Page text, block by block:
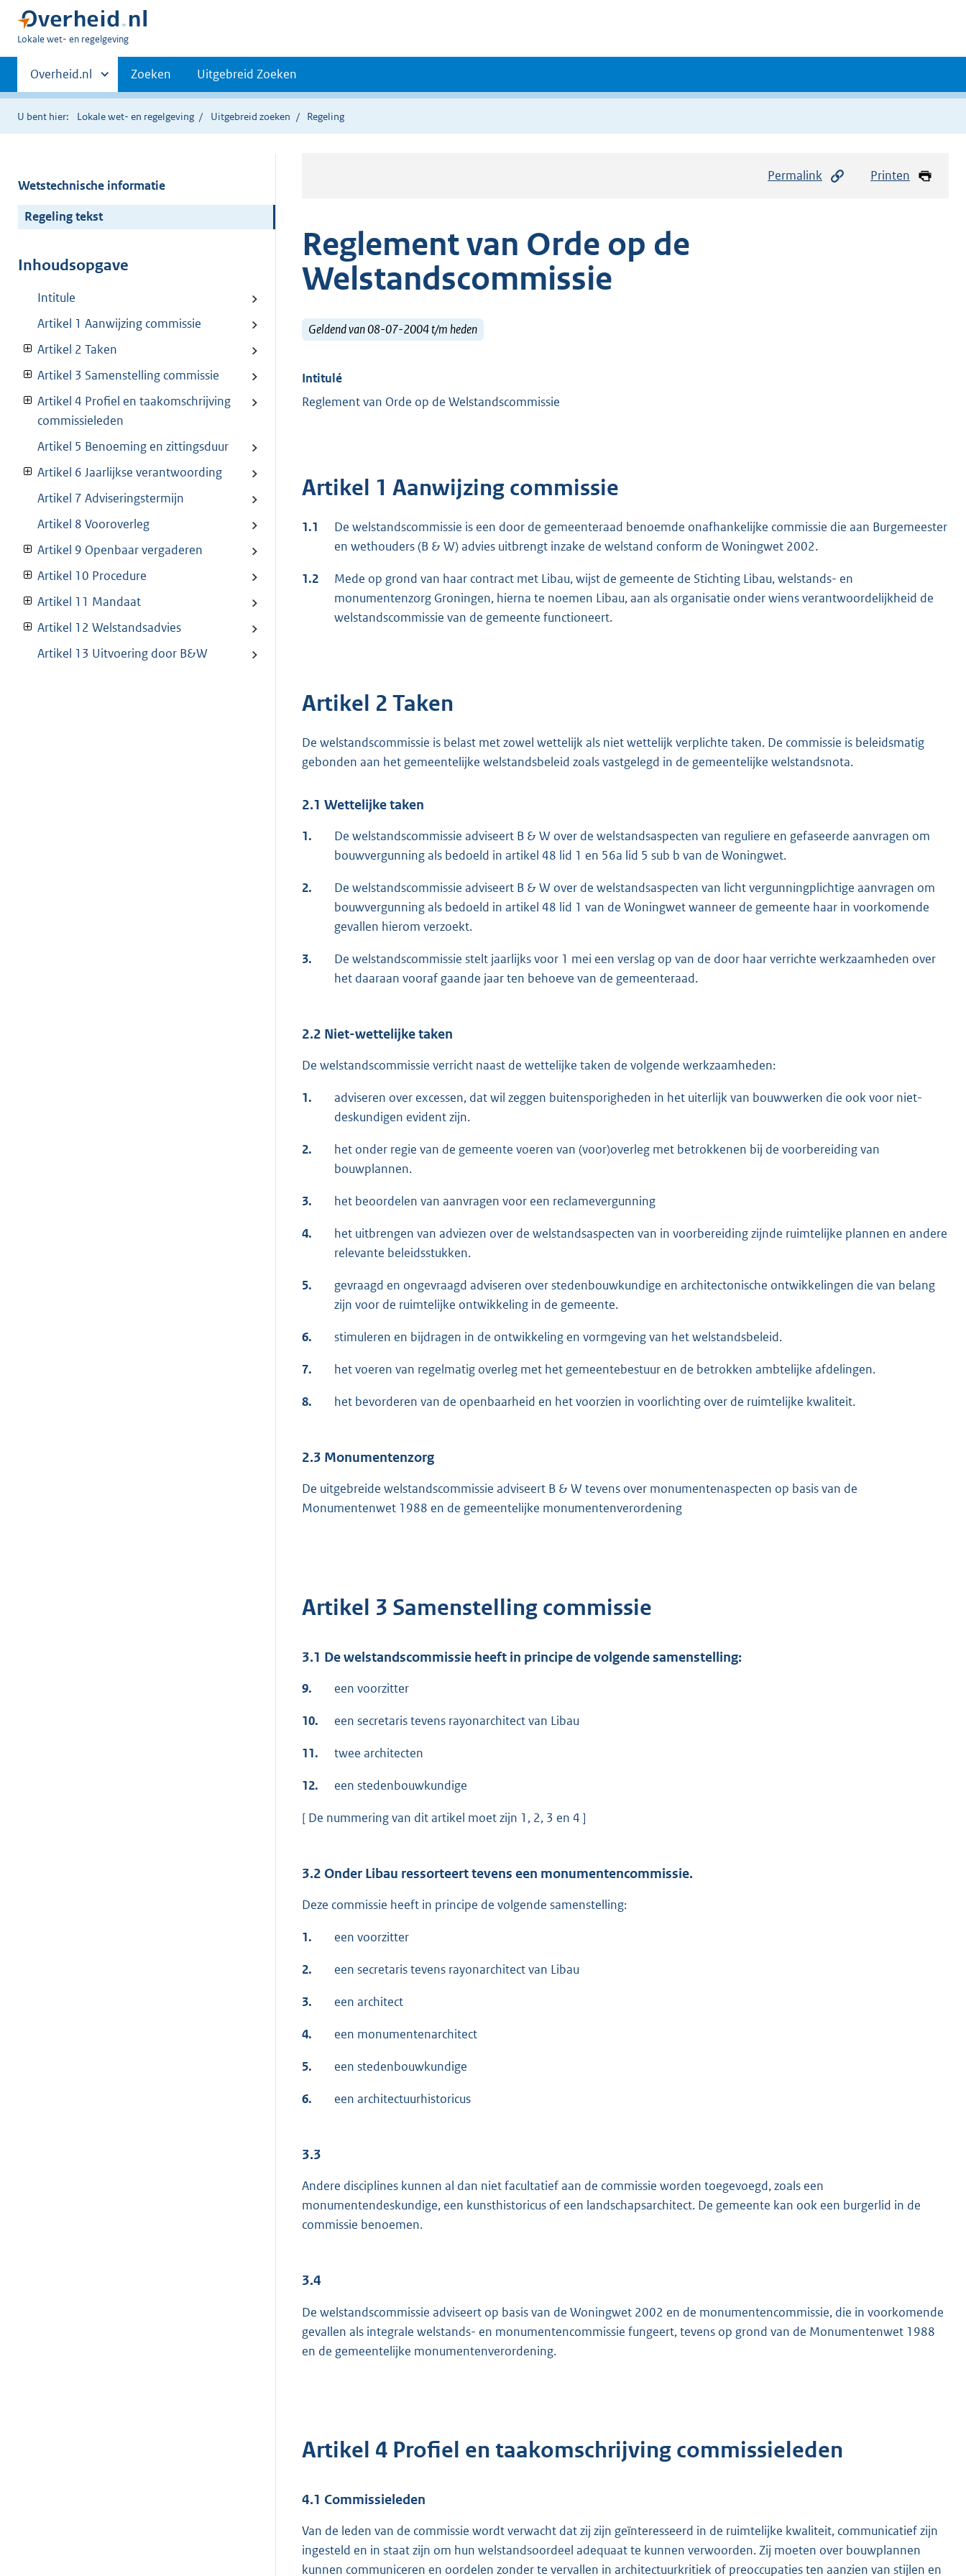
U
hier:
Lokale wet- en regelgeving
Primaire
navigatie
Andere
sites
binnen
Overheid.nl Zoeken Uitgebreid Zoeken
U bent hier: Lokale wet- en regelgeving Uitgebreid zoeken Regeling
Wetstechnische informatie
Regeling tekst
Inhoudsopgave
Intitule
Artikel 1 Aanwijzing commissie
Artikel 2 Taken
Artikel 3 Samenstelling commissie
Artikel 4 Profiel en taakomschrijving
commissieleden
Artikel 5 Benoeming en zittingsduur
Artikel 6 Jaarlijkse verantwoording
Artikel 7 Adviseringstermijn
Artikel 8 Vooroverleg
Artikel 9 Openbaar vergaderen
Artikel 10 Procedure
Artikel 11 Mandaat
Artikel 12 Welstandsadvies
Artikel 13 Uitvoering door B&W
Permalink Printen
Reglement van Orde op de
Welstandscommissie
Geldend van 08-07-2004 t/m heden
Intitulé
Reglement van Orde op de Welstandscommissie
Artikel 1 Aanwijzing commissie
1.1
De welstandscommissie is een door de gemeenteraad benoemde onafhankelijke commissie die aan Burgemeester
en wethouders (B & W) advies uitbrengt inzake de welstand conform de Woningwet 2002.
1.2
Mede op grond van haar contract met Libau, wijst de gemeente de Stichting Libau, welstands- en
monumentenzorg Groningen, hierna te noemen Libau, aan als organisatie onder wiens verantwoordelijkheid de
welstandscommissie van de gemeente functioneert.
Artikel 2 Taken
De welstandscommissie is belast met zowel wettelijk als niet wettelijk verplichte taken. De commissie is beleidsmatig
gebonden aan het gemeentelijke welstandsbeleid zoals vastgelegd in de gemeentelijke welstandsnota.
2.1 Wettelijke taken
1.
De welstandscommissie adviseert B & W over de welstandsaspecten van reguliere en gefaseerde aanvragen om
bouwvergunning als bedoeld in artikel 48 lid 1 en 56a lid 5 sub b van de Woningwet.
2.
De welstandscommissie adviseert B & W over de welstandsaspecten van licht vergunningplichtige aanvragen om
bouwvergunning als bedoeld in artikel 48 lid 1 van de Woningwet wanneer de gemeente haar in voorkomende
gevallen hierom verzoekt.
3.
De welstandscommissie stelt jaarlijks voor 1 mei een verslag op van de door haar verrichte werkzaamheden over
het daaraan vooraf gaande jaar ten behoeve van de gemeenteraad.
2.2 Niet-wettelijke taken
De welstandscommissie verricht naast de wettelijke taken de volgende werkzaamheden:
1.
adviseren over excessen, dat wil zeggen buitensporigheden in het uiterlijk van bouwwerken die ook voor niet-
deskundigen evident zijn.
2.
het onder regie van de gemeente voeren van (voor)overleg met betrokkenen bij de voorbereiding van
bouwplannen.
3. het beoordelen van aanvragen voor een reclamevergunning
4.
het uitbrengen van adviezen over de welstandsaspecten van in voorbereiding zijnde ruimtelijke plannen en andere
relevante beleidsstukken.
5.
gevraagd en ongevraagd adviseren over stedenbouwkundige en architectonische ontwikkelingen die van belang
zijn voor de ruimtelijke ontwikkeling in de gemeente.
6. stimuleren en bijdragen in de ontwikkeling en vormgeving van het welstandsbeleid.
7. het voeren van regelmatig overleg met het gemeentebestuur en de betrokken ambtelijke afdelingen.
8. het bevorderen van de openbaarheid en het voorzien in voorlichting over de ruimtelijke kwaliteit.
2.3 Monumentenzorg
De uitgebreide welstandscommissie adviseert B & W tevens over monumentenaspecten op basis van de
Monumentenwet 1988 en de gemeentelijke monumentenverordening
Artikel 3 Samenstelling commissie
3.1 De welstandscommissie heeft in principe de volgende samenstelling:
9. een voorzitter
10. een secretaris tevens rayonarchitect van Libau
11. twee architecten
12. een stedenbouwkundige
[ De nummering van dit artikel moet zijn 1, 2, 3 en 4 ]
3.2 Onder Libau ressorteert tevens een monumentencommissie.
Deze commissie heeft in principe de volgende samenstelling:
1. een voorzitter
2. een secretaris tevens rayonarchitect van Libau
3. een architect
4. een monumentenarchitect
5. een stedenbouwkundige
6. een architectuurhistoricus
3.3
Andere disciplines kunnen al dan niet facultatief aan de commissie worden toegevoegd, zoals een
monumentendeskundige, een kunsthistoricus of een landschapsarchitect. De gemeente kan ook een burgerlid in de
commissie benoemen.
3.4
De welstandscommissie adviseert op basis van de Woningwet 2002 en de monumentencommissie, die in voorkomende
gevallen als integrale welstands- en monumentencommissie fungeert, tevens op grond van de Monumentenwet 1988
en de gemeentelijke monumentenverordening.
Artikel 4 Profiel en taakomschrijving commissieleden
4.1 Commissieleden
Van de leden van de commissie wordt verwacht dat zij zijn geïnteresseerd in de ruimtelijke kwaliteit, communicatief zijn
ingesteld en in staat zijn om hun welstandsoordeel adequaat te kunnen verwoorden. Zij moeten over bouwplannen
kunnen communiceren en oordelen zonder te vervallen in architectuurkritiek of preoccupaties ten aanzien van stijlen en